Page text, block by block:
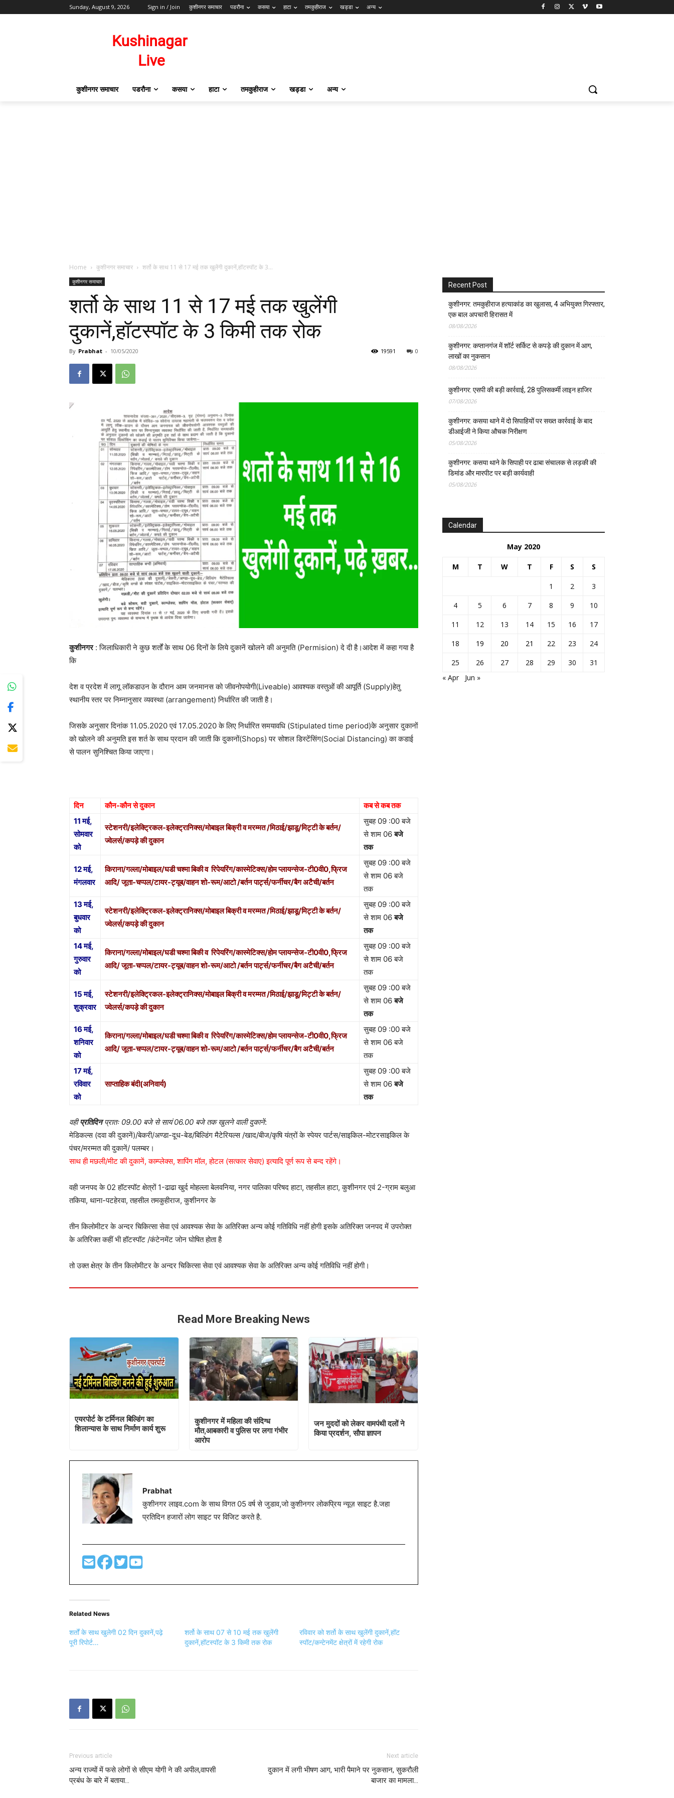
Sunday, August 9, 2026 Sign in / Join कुशीनगर समाचार पडरौना कसया हाटा तमकुहीराज खड्डा अन्य
कुशीनगर समाचार पडरौना कसया हाटा तमकुहीराज खड्डा अन्य
Home कुशीनगर समाचार शर्तो के साथ 11 से 17 मई तक खुलेंगी दुकानें,हॉटस्पॉट के 3...
कुशीनगर समाचार
शर्तो के साथ 11 से 17 मई तक खुलेंगी
दुकानें,हॉटस्पॉट के 3 किमी तक रोक
By Prabhat - 10/05/2020 0
19591
कुशीनगर: जिलाधिकारी ने कुछ शर्तों के साथ 06 दिनों के लिये दुकानें खोलने की अनुमति (Permision) दे दी है।आदेश में कहा गया है
कि
देश व प्रदेश में लागू लॉकडाउन के दौरान आम जनमानस को जीवनोपयोगी(Liveable) आवश्यक वस्तुओं की आपूर्ति (Supply)हेतु
स्थानीय स्तर पर निम्नानुसार व्यवस्था (arrangement) निर्धारित की जाती है।
जिसके अनुसार दिनांक 11.05.2020 एवं 17.05.2020 के लिए निर्धारित समयावधि (Stipulated time period)के अनुसार दुकानों
को खोलने की अनुमति इस शर्त के साथ प्रदान की जाती कि दुकानों(Shops) पर सोशल डिस्टेंसिंग(Social Distancing) का कडाई
से पालन सुनिश्चित किया जाएगा।
दिन कौन-कौन से दुकान
कब से कब तक
11 मई,
सोमवार
को
स्टेशनरी/इलेक्ट्रिकल-इलेक्ट्रानिक्स/मोबाइल बिक्री व मरम्मत /मिठाई/झाडू/मिट्टी के बर्तन/
ज्वेलर्स/कपड़े की दुकान
सुबह 09 :00 बजे
से शाम 06बजे
तक
12 मई,
मंगलवार
किराना/गल्ला/मोबाइल/घडी चश्मा बिकी व रिपेयरिंग/कास्मेटिक्स/होम प्लायन्सेज-टी0वी0,फ्रिज
आदि/ जूता-चप्पल/टायर-ट्यूब/वाहन शो-रूम/आटो /बर्तन पार्ट्स/फर्नीचर/बैग अटैची/बर्तन
सुबह 09 :00 बजे
से शाम 06 बजे
तक
13 मई,
बुधवार
को
स्टेशनरी/इलेक्ट्रिकल-इलेक्ट्रानिक्स/मोबाइल बिक्री व मरम्मत /मिठाई/झाडू/मिट्टी के बर्तन/
ज्वेलर्स/कपड़े की दुकान
सुबह 09 :00 बजे
से शाम 06बजे
तक
14 मई,
गुरुवार
को
किराना/गल्ला/मोबाइल/घडी चश्मा बिकी व रिपेयरिंग/कास्मेटिक्स/होम प्लायन्सेज-टी0वी0,फ्रिज
आदि/ जूता-चप्पल/टायर-ट्यूब/वाहन शो-रूम/आटो /बर्तन पार्ट्स/फर्नीचर/बैग अटैची/बर्तन
सुबह 09 :00 बजे
से शाम 06 बजे
तक
15 मई,
शुक्रवार
स्टेशनरी/इलेक्ट्रिकल-इलेक्ट्रानिक्स/मोबाइल बिक्री व मरम्मत /मिठाई/झाडू/मिट्टी के बर्तन/
ज्वेलर्स/कपड़े की दुकान
सुबह 09 :00 बजे
से शाम 06बजे
तक
16 मई,
शनिवार
को
किराना/गल्ला/मोबाइल/घडी चश्मा बिकी व रिपेयरिंग/कास्मेटिक्स/होम प्लायन्सेज-टी0वी0,फ्रिज
आदि/ जूता-चप्पल/टायर-ट्यूब/वाहन शो-रूम/आटो /बर्तन पार्ट्स/फर्नीचर/बैग अटैची/बर्तन
सुबह 09 :00 बजे
से शाम 06 बजे
तक
17 मई,
रविवार
को
साप्ताहिक बंदी(अनिवार्य)
सुबह 09 :00 बजे
से शाम 06बजे
तक
वहीप्रतिदिनप्रातः 09.00 बजे से सायं 06.00 बजे तक खुलने वाली दुकानें:
मेडिकल्स (दवा की दुकानें)/बेकरी/अण्डा-दूध-बेड/बिल्डिंग मैटेरियल्स /खाद/बीज/कृषि यंत्रों के स्पेयर पार्टस/साइकिल-मोटरसाइकिल के
पंचर/मरम्मत की दुकानें/ पलम्बर।
साथ ही मछली/मीट की दुकानें, काम्प्लेक्स, शापिंग मॉल, होटल (सत्कार सेवाए) इत्यादि पूर्ण रूप से बन्द रहेंगे।
वही जनपद के 02 हॉटस्पॉट क्षेत्रों 1-ढाढा खुर्द मोहल्ला बेलवनिया, नगर पालिका परिषद हाटा, तहसील हाटा, कुशीनगर एवं 2-ग्राम बलुआ
तकिया, थाना-पटहेरवा, तहसील तमकुहीराज, कुशीनगर के
तीन किलोमीटर के अन्दर चिकित्सा सेवा एवं आवश्यक सेवा के अतिरिक्त अन्य कोई गतिविधि नहीं होगी इसके अतिरिक्त जनपद में उपरोक्त
के अतिरिक्त कहीं भी हॉटस्पॉट /कंटेनमेंट जोन घोषित होता है
तो उक्त क्षेत्र के तीन किलोमीटर के अन्दर चिकित्सा सेवा एवं आवश्यक सेवा के अतिरिक्त अन्य कोई गतिविधि नहीं होगी।
Read More Breaking News
एयरपोर्ट के टर्मिनल बिल्डिंग का
शिलान्यास के साथ निर्माण कार्य शुरू
कुशीनगर में महिला की संदिग्ध
मौत,आबकारी व पुलिस पर लगा गंभीर
आरोप
जन मुददों को लेकर वामपंथी दलों ने
किया प्रदर्शन, सौपा ज्ञापन
Prabhat
कुशीनगर लाइव.com के साथ विगत 05 वर्ष से जुडाव,जो कुशीनगर लोकप्रिय न्यूज़ साइट है.जहा
प्रतिदिन हजारों लोग साइट पर विजिट करते है.
Related News
शर्तों के साथ खुलेगी 02 दिन दुकानें,पढ़े
पूरी रिपोर्ट…
शर्तो के साथ 07 से 10 मई तक खुलेंगी
दुकानें,हॉटस्पॉट के 3 किमी तक रोक
रविवार को शर्तो के साथ खुलेंगी दुकानें,हॉट
स्पॉट/कन्टेनमेंट क्षेत्रों में रहेगी रोक
Previous article
अन्य राज्यों में फसे लोगों से सीएम योगी ने की अपील,वापसी
प्रबंध के बारे में बताया…
Next article
दुकान में लगी भीषण आग, भारी पैमाने पर नुकसान, सुकरौली
बाजार का मामला…
Recent Post
कुशीनगर: तमकुहीराज हत्याकांड का खुलासा, 4 अभियुक्त गिरफ्तार,
एक बाल अपचारी हिरासत में
08/08/2026
कुशीनगर: कप्तानगंज में शॉर्ट सर्किट से कपड़े की दुकान में आग,
लाखों का नुकसान
08/08/2026
कुशीनगर: एसपी की बड़ी कार्रवाई, 28 पुलिसकर्मी लाइन हाजिर
07/08/2026
कुशीनगर: कसया थाने में दो सिपाहियों पर सख्त कार्रवाई के बाद
डीआईजी ने किया औचक निरीक्षण
05/08/2026
कुशीनगर: कसया थाने के सिपाही पर ढाबा संचालक से लड़की की
डिमांड और मारपीट पर बड़ी कार्यवाही
05/08/2026
Calendar
May 2020
M T W T F S S
1 2
3
4
5 6 7 8 9
10
11
12 13 14 15 16
17
18
19 20 21 22 23
24
25
26 27 28 29 30
31
« Apr
Jun »